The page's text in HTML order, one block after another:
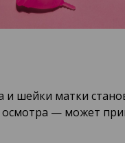
шейки матки
— может